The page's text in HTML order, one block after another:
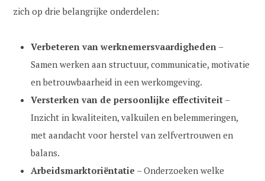
2
2
5
i
k
zich op drie belangrijke onderdelen:
Verbeteren van werknemersvaardigheden –
Samen werken aan structuur, communicatie, motivatie
en betrouwbaarheid in een werkomgeving.
Versterken van de persoonlijke effectiviteit –
Inzicht in kwaliteiten, valkuilen en belemmeringen,
met aandacht voor herstel van zelfvertrouwen en
balans.
Arbeidsmarktoriëntatie – Onderzoeken welke